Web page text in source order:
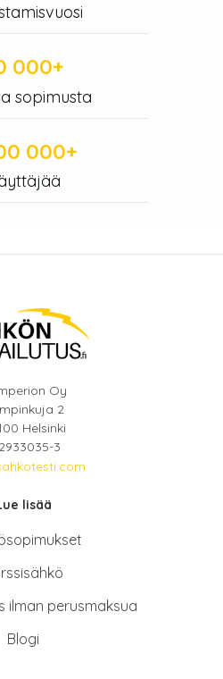
000+
sopimusta
000+
Oy
2
Helsinki
3
lisää
t
ilman perusmaksua
Blogi